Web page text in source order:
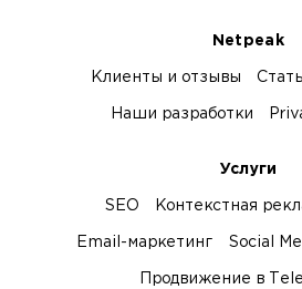
Netpeak
Клиенты и отзывы
Наши разработки
Услуги
SEO Контекстная
Email-маркетинг Social
Продвижение в